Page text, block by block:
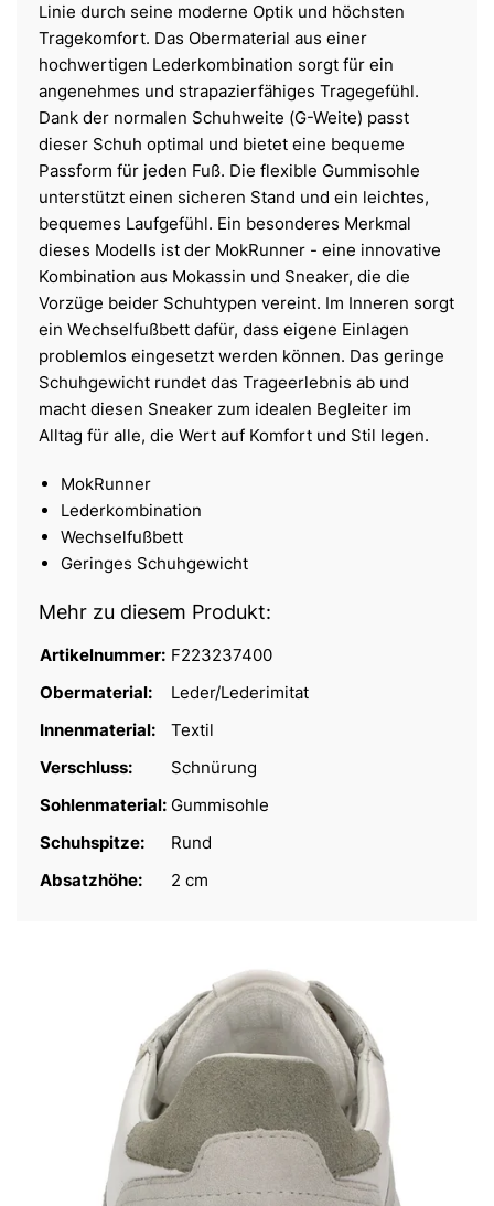
Linie durch seine moderne Optik und höchsten
Tragekomfort. Das Obermaterial aus einer
hochwertigen Lederkombination sorgt für ein
angenehmes und strapazierfähiges Tragegefühl.
Dank der normalen Schuhweite (G-Weite) passt
dieser Schuh optimal und bietet eine bequeme
Passform für jeden Fuß. Die flexible Gummisohle
unterstützt einen sicheren Stand und ein leichtes,
bequemes Laufgefühl. Ein besonderes Merkmal
dieses Modells ist der MokRunner - eine innovative
Kombination aus Mokassin und Sneaker, die die
Vorzüge beider Schuhtypen vereint. Im Inneren sorgt
ein Wechselfußbett dafür, dass eigene Einlagen
problemlos eingesetzt werden können. Das geringe
Schuhgewicht rundet das Trageerlebnis ab und
macht diesen Sneaker zum idealen Begleiter im
Alltag für alle, die Wert auf Komfort und Stil legen.
MokRunner
Lederkombination
Wechselfußbett
Geringes Schuhgewicht
Mehr zu diesem Produkt:
Artikelnummer: F223237400
Obermaterial:
Leder/Lederimitat
Innenmaterial:
Textil
Verschluss:
Schnürung
Sohlenmaterial: Gummisohle
Schuhspitze:
Rund
Absatzhöhe:
2 cm